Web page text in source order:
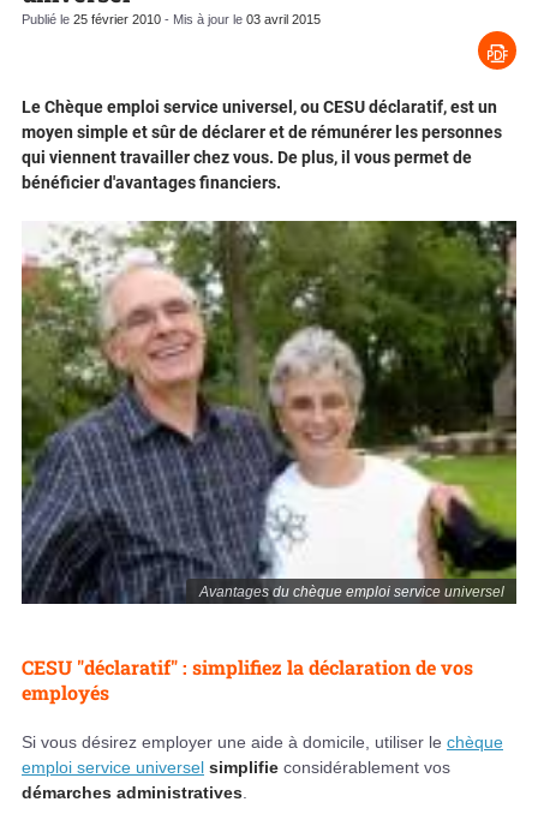
Publié le 25 février 2010 - Mis à jour le 03 avril 2015
Avantages du chèque emploi service universel
Le Chèque emploi service universel, ou CESU déclaratif, est un
moyen simple et sûr de déclarer et de rémunérer les personnes
qui viennent travailler chez vous. De plus, il vous permet de
bénéficier d'avantages financiers.
CESU "déclaratif" : simplifiez la déclaration de vos
employés
Si vous désirez employer une aide à domicile, utiliser le chèque
emploi service universel simplifie considérablement vos
démarches administratives